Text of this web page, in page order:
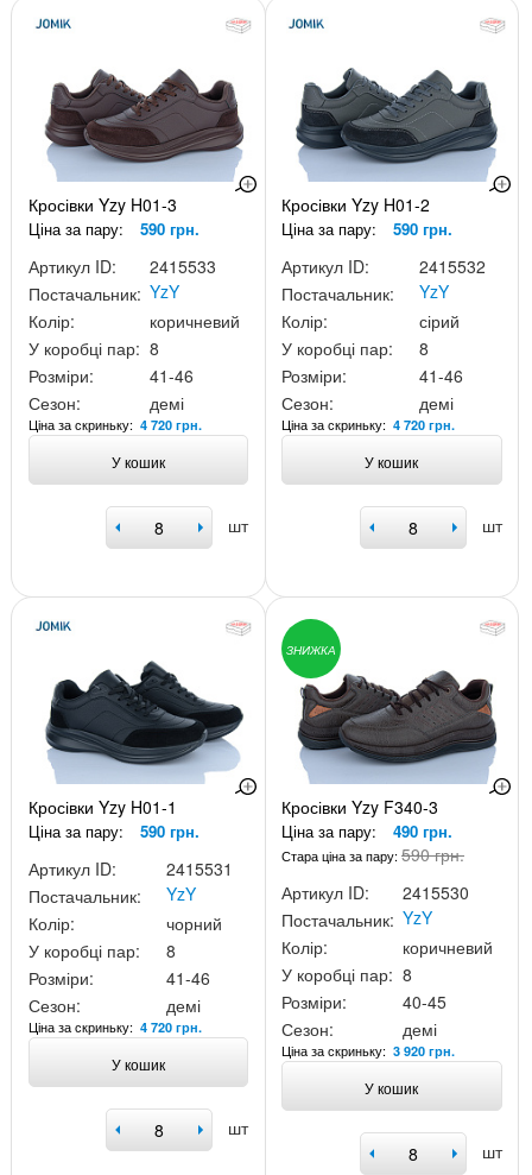
Кросівки Yzy H01-3
Ціна за пару: 590 грн.
Артикул ID:
2415533
Постачальник: YzY
Колір:
коричневий
У коробці пар: 8
Розміри:
41-46
Сезон:
демі
Ціна за скриньку: 4 720 грн.
У кошик
шт
Кросівки Yzy H01-2
Ціна за пару: 590 грн.
Артикул ID:
2415532
Постачальник:
YzY
Колір:
сірий
У коробці пар:
8
Розміри:
41-46
Сезон:
демі
Ціна за скриньку:4 720 грн.
У кошик
шт
Кросівки Yzy H01-1
Ціна за пару: 590 грн.
Артикул ID:
2415531
Постачальник:
YzY
Колір:
чорний
У коробці пар:
8
Розміри:
41-46
Сезон:
демі
Ціна за скриньку: 4 720 грн.
У кошик
шт
ЗНИЖКА
Кросівки Yzy F340-3
Ціна за пару: 490 грн.
Стара ціна за пару:590 грн.
Артикул ID:
2415530
Постачальник: YzY
Колір:
коричневий
У коробці пар: 8
Розміри:
40-45
Сезон:
демі
Ціна за скриньку:3 920 грн.
У кошик
шт